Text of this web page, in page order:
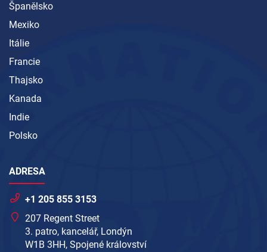
Španělsko
Mexiko
Itálie
Francie
Thajsko
Kanada
Indie
Polsko
ADRESA
+1 205 855 3153
207 Regent Street
3. patro, kancelář, Londýn
W1B 3HH, Spojené království